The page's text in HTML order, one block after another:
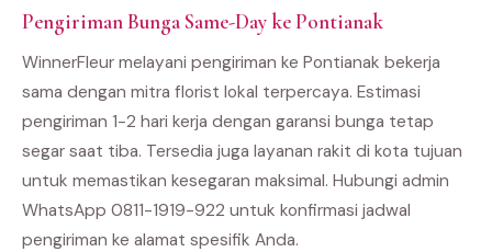
Pengiriman Bunga Same-Day ke Pontianak
WinnerFleur melayani pengiriman ke Pontianak bekerja
sama dengan mitra florist lokal terpercaya. Estimasi
pengiriman 1-2 hari kerja dengan garansi bunga tetap
segar saat tiba. Tersedia juga layanan rakit di kota tujuan
untuk memastikan kesegaran maksimal. Hubungi admin
WhatsApp 0811-1919-922 untuk konfirmasi jadwal
pengiriman ke alamat spesifik Anda.